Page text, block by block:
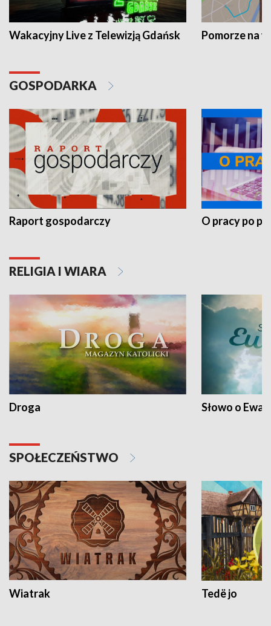
Wakacyjny Live z Telewizją Gdańsk Pomorze na
GOSPODARKA
Raport gospodarczy O pracy po
RELIGIA I WIARA
Droga Słowo o
SPOŁECZEŃSTWO
Wiatrak Tedë jo